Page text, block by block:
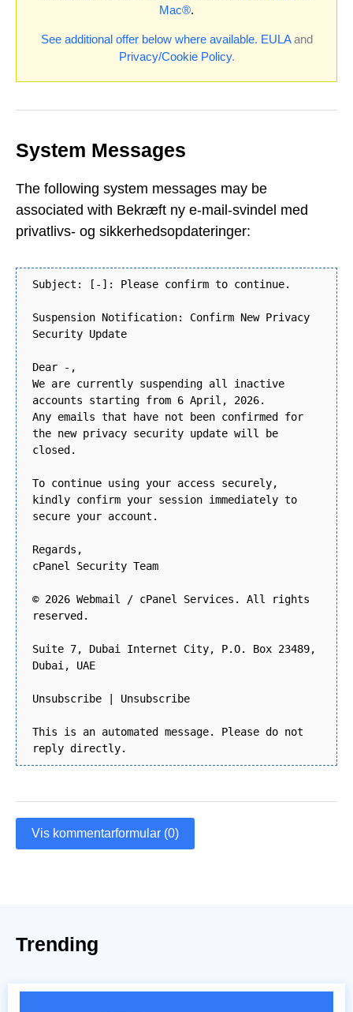
Mac®.
See additional offer below where available. EULAand
Privacy/Cookie Policy.
System Messages
The following system messages may be
associated with Bekræft ny e-mail-svindel med
privatlivs- og sikkerhedsopdateringer:
Subject: [-]: Please confirm to continue.
Suspension Notification: Confirm New Privacy
Security Update
Dear -,
We are currently suspending all inactive
accounts starting from 6 April, 2026.
Any emails that have not been confirmed for
the new privacy security update will be
closed.
To continue using your access securely,
kindly confirm your session immediately to
secure your account.
Regards,
cPanel Security Team
© 2026 Webmail / cPanel Services. All rights
reserved.
Suite 7, Dubai Internet City, P.O. Box 23489,
Dubai, UAE
Unsubscribe | Unsubscribe
This is an automated message. Please do not
reply directly.
Vis kommentarformular (0)
Trending